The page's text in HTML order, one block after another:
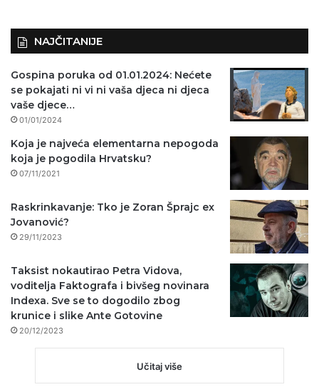
NAJČITANIJE
Gospina poruka od 01.01.2024: Nećete
se pokajati ni vi ni vaša djeca ni djeca
vaše djece…
01/01/2024
Koja je najveća elementarna nepogoda
koja je pogodila Hrvatsku?
07/11/2021
Raskrinkavanje: Tko je Zoran Šprajc ex
Jovanović?
29/11/2023
Taksist nokautirao Petra Vidova,
voditelja Faktografa i bivšeg novinara
Indexa. Sve se to dogodilo zbog
krunice i slike Ante Gotovine
20/12/2023
Učitaj više